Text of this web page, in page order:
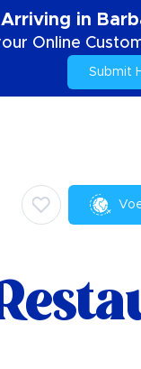
Arriving in
Online
Submit